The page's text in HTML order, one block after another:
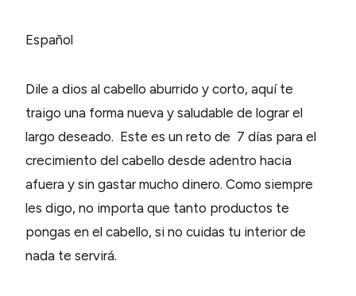
Español
Dile a dios al cabello aburrido y corto, aquí te
traigo una forma nueva y saludable de lograr el
largo deseado. Este es un reto de 7 días para el
crecimiento del cabello desde adentro hacia
afuera y sin gastar mucho dinero. Como siempre
les digo, no importa que tanto productos te
pongas en el cabello, si no cuidas tu interior de
nada te servirá.